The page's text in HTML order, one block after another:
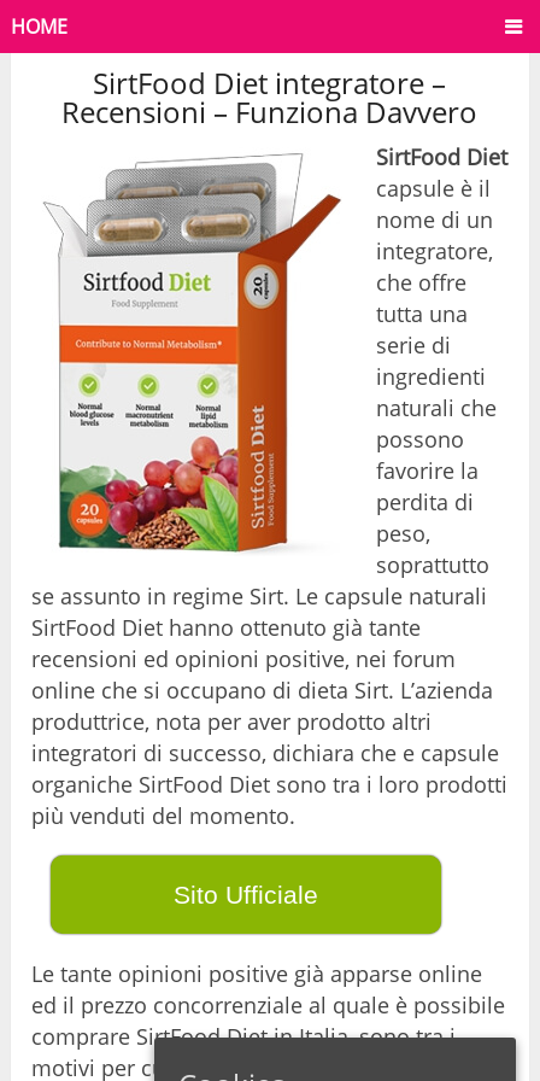
HOME
SirtFood Diet integratore –
Recensioni – Funziona Davvero
SirtFood Diet
capsule è il
nome di un
integratore,
che offre
tutta una
serie di
ingredienti
naturali che
possono
favorire la
perdita di
peso,
soprattutto
se assunto in regime Sirt. Le capsule naturali
SirtFood Diet hanno ottenuto già tante
recensioni ed opinioni positive, nei forum
online che si occupano di dieta Sirt. L’azienda
produttrice, nota per aver prodotto altri
integratori di successo, dichiara che e capsule
organiche SirtFood Diet sono tra i loro prodotti
più venduti del momento.
Sito Ufficiale
Le tante opinioni positive già apparse online
ed il prezzo concorrenziale al quale è possibile
comprare SirtFood Diet in Italia, sono tra i
motivi per cui abbiamo deciso di scrivere